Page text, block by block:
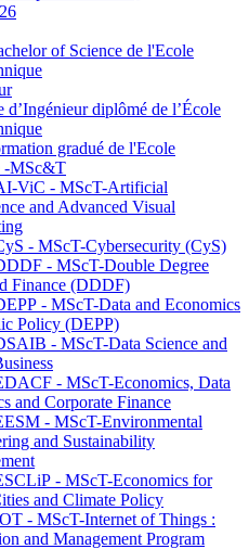
of Science de l'Ecole
d’Ingénieur diplômé de l’École
gradué de l'Ecole
-MSc&T
ViC - MScT-Artificial
and Advanced Visual
- MScT-Cybersecurity (CyS)
- MScT-Double Degree
Finance (DDDF)
- MScT-Data and Economics
Policy (DEPP)
- MScT-Data Science and
- MScT-Economics, Data
and Corporate Finance
- MScT-Environmental
and Sustainability
- MScT-Economics for
and Climate Policy
- MScT-Internet of Things :
and Management Program